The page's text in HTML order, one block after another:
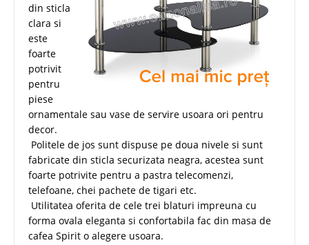
din sticla
clara si
este
foarte
potrivit
pentru
piese
ornamentale sau vase de servire usoara ori pentru
decor.
Politele de jos sunt dispuse pe doua nivele si sunt
fabricate din sticla securizata neagra, acestea sunt
foarte potrivite pentru a pastra telecomenzi,
telefoane, chei pachete de tigari etc.
Utilitatea oferita de cele trei blaturi impreuna cu
forma ovala eleganta si confortabila fac din masa de
cafea Spirit o alegere usoara.